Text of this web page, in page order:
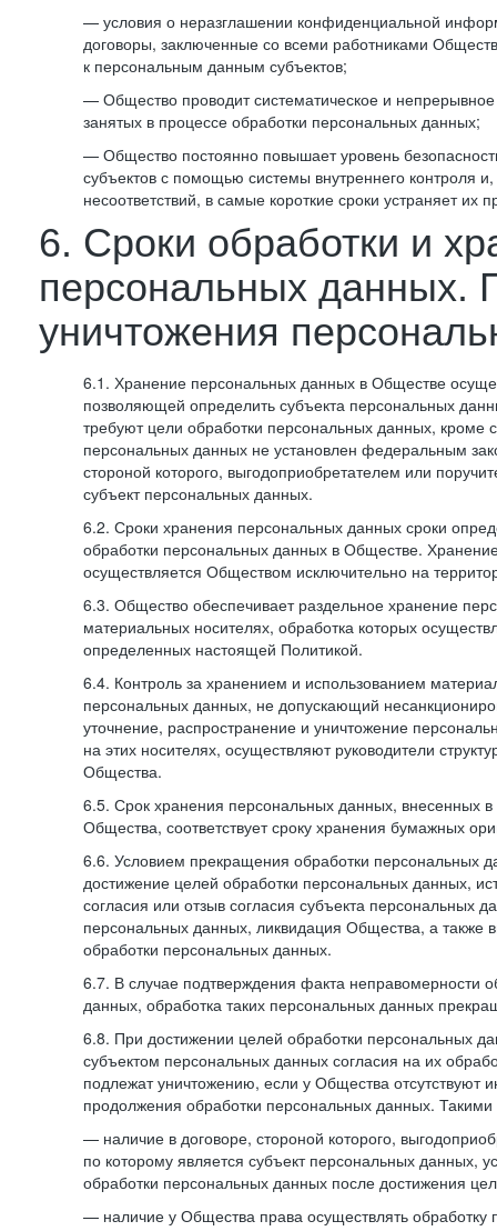
— условия о неразглашении конфиденциальной
договоры, заключенные со всеми работниками
к персональным данным субъектов;
— Общество проводит систематическое и непрерывное
занятых в процессе обработки персональных данных;
— Общество постоянно повышает уровень
субъектов с помощью системы внутреннего контроля
несоответствий, в самые короткие сроки устраняет их
6. Сроки обработки и
персональных данных.
уничтожения
6.1. Хранение персональных данных в Обществе
позволяющей определить субъекта персональных
требуют цели обработки персональных данных, кроме
персональных данных не установлен федеральным
стороной которого, выгодоприобретателем или
субъект персональных данных.
6.2. Сроки хранения персональных данных сроки
обработки персональных данных в Обществе.
осуществляется Обществом исключительно на
6.3. Общество обеспечивает раздельное хранение
материальных носителях, обработка которых
определенных настоящей Политикой.
6.4. Контроль за хранением и использованием
персональных данных, не допускающий
уточнение, распространение и уничтожение
на этих носителях, осуществляют руководители
Общества.
6.5. Срок хранения персональных данных, внесенных
Общества, соответствует сроку хранения бумажных
6.6. Условием прекращения обработки персональных
достижение целей обработки персональных данных,
согласия или отзыв согласия субъекта персональных
персональных данных, ликвидация Общества, а также
обработки персональных данных.
6.7. В случае подтверждения факта неправомерности
данных, обработка таких персональных данных
6.8. При достижении целей обработки персональных
субъектом персональных данных согласия на их
подлежат уничтожению, если у Общества отсутствуют
продолжения обработки персональных данных.
— наличие в договоре, стороной которого,
по которому является субъект персональных данных,
обработки персональных данных после достижения
— наличие у Общества права осуществлять обработку